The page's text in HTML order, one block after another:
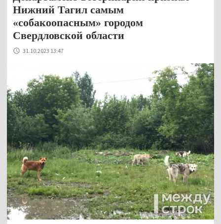
Нижний Тагил самым
«собакоопасным» городом
Свердловской области
31.10.2023 13:47